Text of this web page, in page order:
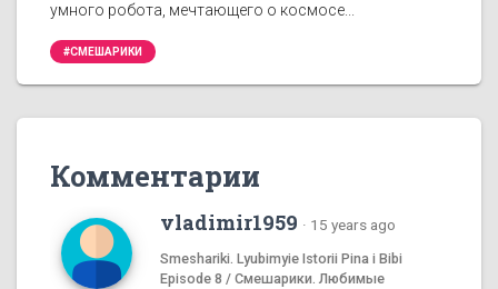
умного робота, мечтающего о космосе...
#СМЕШАРИКИ
Комментарии
vladimir1959 · 15 years ago
Smeshariki. Lyubimyie Istorii Pina i Bibi
Episode 8 / Смешарики. Любимые